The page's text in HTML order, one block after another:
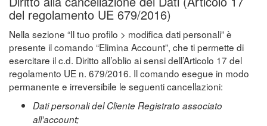
del regolamento UE 679/2016)
Nella sezione “Il tuo profilo > modifica dati personali” è
presente il comando “Elimina Account”, che ti permette di
esercitare il c.d. Diritto all’oblio ai sensi dell’Articolo 17 del
regolamento UE n. 679/2016. Il comando esegue in modo
permanente e irreversibile le seguenti cancellazioni:
Dati personali del Cliente Registrato associato
all’account;